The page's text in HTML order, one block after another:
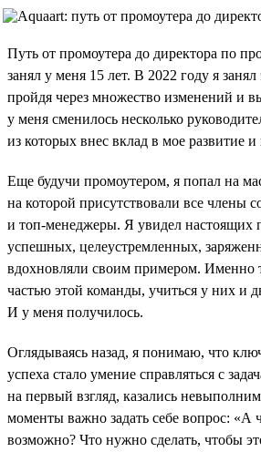
Путь от промоутера до директора по
занял у меня 15 лет. В 2022 году я
пройдя через множество изменений и
у меня сменилось несколько
из которых внес вклад в мое развитие и
Еще будучи промоутером, я попал на
на которой присутствовали все члены
и топ-менеджеры. Я увидел настоящих
успешных, целеустремленных,
вдохновляли своим примером. Именно
частью этой команды, учиться у них и
И у меня получилось.
Оглядываясь назад, я понимаю, что
успеха стало умение справляться с
на первый взгляд, казались
моменты важно задать себе вопрос: «А
возможно? Что нужно сделать, чтобы